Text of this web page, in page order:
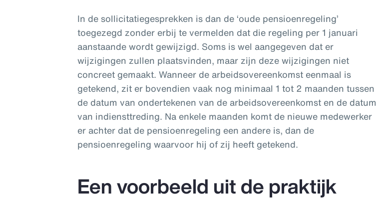
In de sollicitatiegesprekken is dan de ‘oude pensioenregeling’
toegezegd zonder erbij te vermelden dat die regeling per 1 januari
aanstaande wordt gewijzigd. Soms is wel aangegeven dat er
wijzigingen zullen plaatsvinden, maar zijn deze wijzigingen niet
concreet gemaakt. Wanneer de arbeidsovereenkomst eenmaal is
getekend, zit er bovendien vaak nog minimaal 1 tot 2 maanden tussen
de datum van ondertekenen van de arbeidsovereenkomst en de datum
van indiensttreding. Na enkele maanden komt de nieuwe medewerker
er achter dat de pensioenregeling een andere is, dan de
pensioenregeling waarvoor hij of zij heeft getekend.
Een voorbeeld uit de praktijk